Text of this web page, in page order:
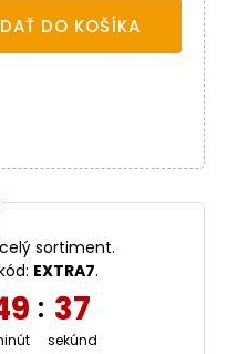
DO KOŠÍKA
sortiment.
EXTRA7.
: 36
sekúnd